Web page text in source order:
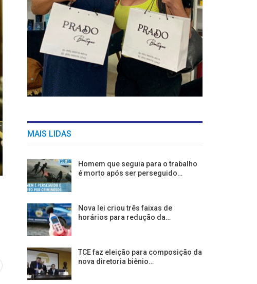
MAIS LIDAS
Homem que seguia para o trabalho
é morto após ser perseguido…
Nova lei criou três faixas de
horários para redução da…
TCE faz eleição para composição da
nova diretoria biênio…